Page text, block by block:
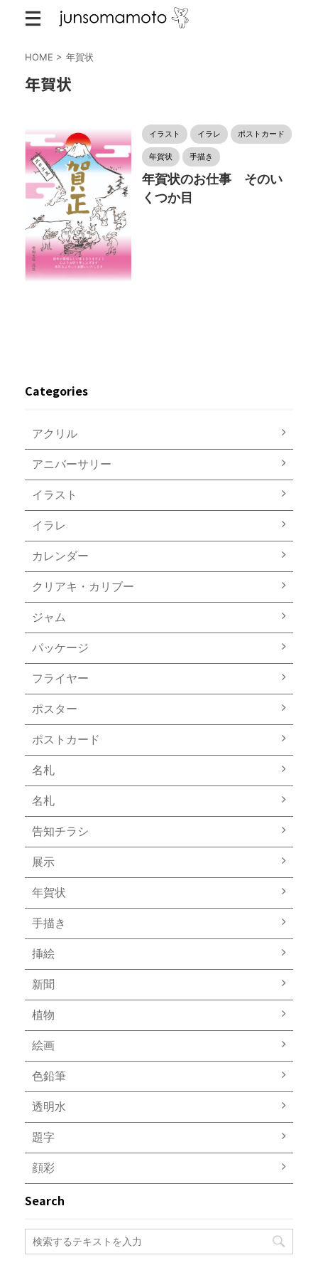
HOME > 年賀状
年賀状
イラスト イラレ ポストカード
年賀状 手描き
年賀状のお仕事 そのい
くつか目
Categories
アクリル
アニバーサリー
イラスト
イラレ
カレンダー
クリアキ・カリブー
ジャム
パッケージ
フライヤー
ポスター
ポストカード
名札
名札
告知チラシ
展示
年賀状
手描き
挿絵
新聞
植物
絵画
色鉛筆
透明水
題字
顔彩
Search